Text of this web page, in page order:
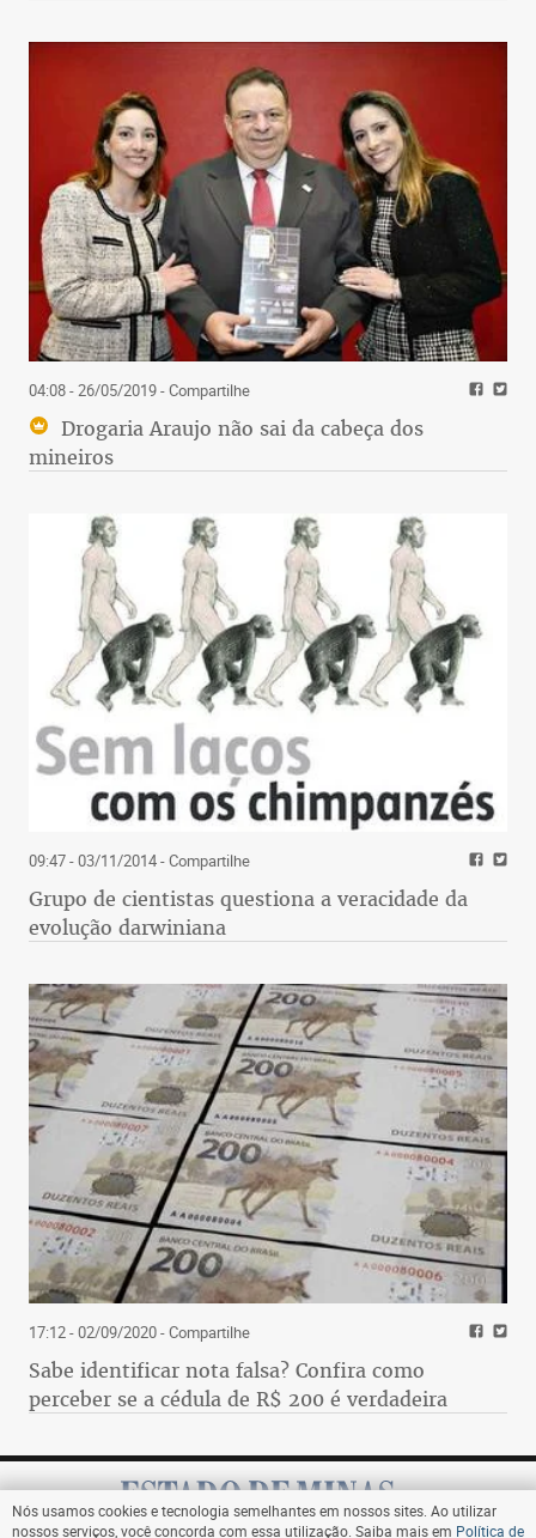
04:08 - 26/05/2019- Compartilhe
Drogaria Araujo não sai da cabeça dos
mineiros
09:47 - 03/11/2014- Compartilhe
Grupo de cientistas questiona a veracidade da
evolução darwiniana
17:12 - 02/09/2020- Compartilhe
Sabe identificar nota falsa? Confira como
perceber se a cédula de R$ 200 é verdadeira
Nós usamos cookies e tecnologia semelhantes em nossos sites. Ao utilizar
nossos serviços, você concorda com essa utilização. Saiba mais em Política de